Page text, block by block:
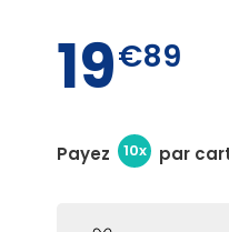
19€89
Payez 10x par